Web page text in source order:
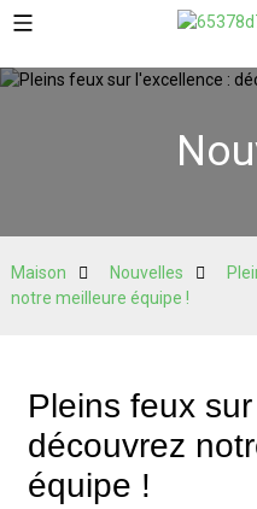
Maison Nouvelles
notre meilleure équipe !
Pleins feux sur
découvrez
équipe !